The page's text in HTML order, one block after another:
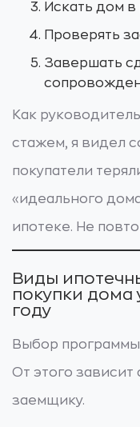
Искать дом
Проверять
Завершать
Как
стажем, я видел
покупатели
«идеального
ипотеке. Не
Виды
покупки дома
году
Выбор
От этого зависит
заемщику.